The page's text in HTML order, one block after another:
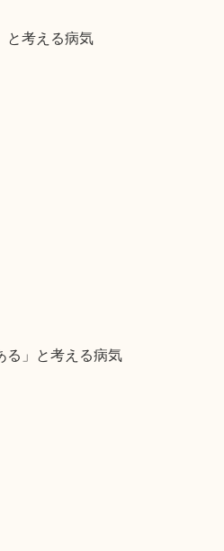
と考える病気
る」と考える病気